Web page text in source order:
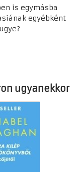
is egymásba
egyébként
ugyanekkor